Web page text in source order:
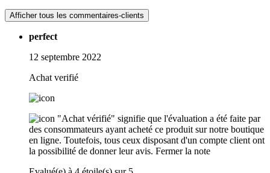
Afficher tous les commentaires-clients
perfect
12 septembre 2022
Achat verifié
"Achat vérifié" signifie que l'évaluation a été faite par
des consommateurs ayant acheté ce produit sur notre boutique
en ligne. Toutefois, tous ceux disposant d'un compte client ont
la possibilité de donner leur avis. Fermer la note